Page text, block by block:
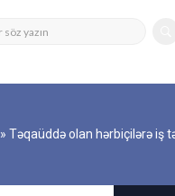
» Təqaüddə olan hərbiçilərə iş